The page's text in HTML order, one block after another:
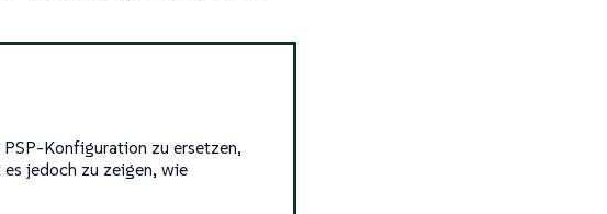
Konfiguration zu ersetzen,
jedoch zu zeigen, wie